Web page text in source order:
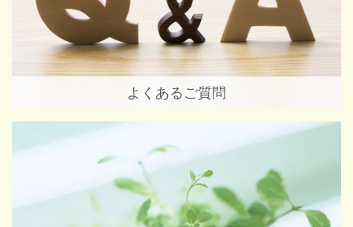
よくあるご質問